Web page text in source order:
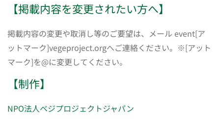
【掲載内容を変更されたい方へ】
掲載内容の変更や取消し等のご要望は、メール event[ア
ットマーク]vegeproject.orgへご連絡ください。※[アット
マーク]を@に変更してください。
【制作】
NPO法人ベジプロジェクトジャパン